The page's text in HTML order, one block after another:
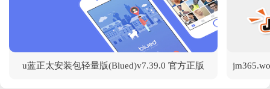
u蓝正太安装包轻量版(Blued)v7.39.0 官方正版